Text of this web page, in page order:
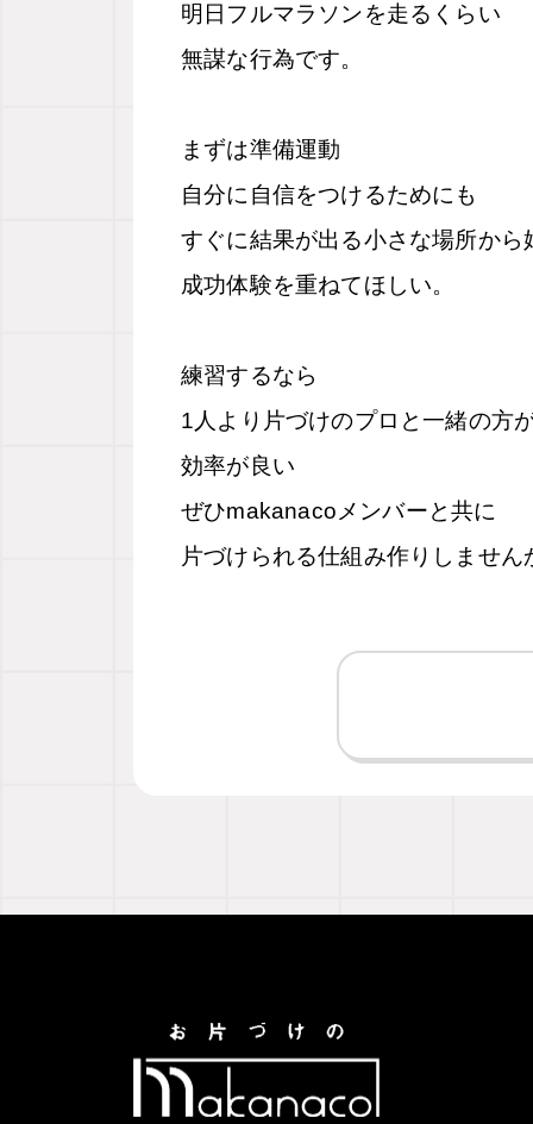
明日フルマラソンを走るくらい
無謀な行為です。
まずは準備運動
自分に自信をつけるためにも
すぐに結果が出る小さな場所から
成功体験を重ねてほしい。
練習するなら
1人より片づけのプロと一緒の方
効率が良い
ぜひmakanacoメンバーと共に
片づけられる仕組み作りしません